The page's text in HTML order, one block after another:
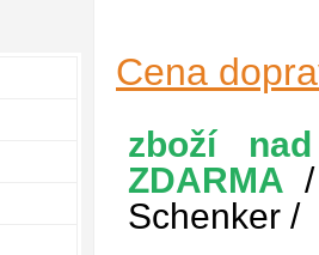
Cena
zboží
ZDARMA
Schenker /